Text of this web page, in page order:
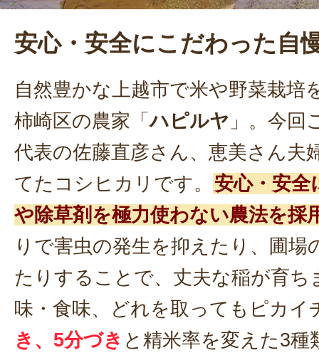
安心・安全にこだわった自
自然豊かな上越市で米や野菜栽培
柿崎区の農家「ハピルヤ 」。今回
代表の佐藤直彦さん、恵美さん夫
てたコシヒカリです。 安心・安全
や除草剤を極力使わない農法を採
りで害虫の発生を抑えたり、圃場
たりすることで、丈夫な稲が育ち
味・食味、どれを取ってもピカイ
き、5分づき と精米率を変えた3